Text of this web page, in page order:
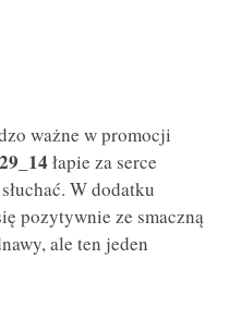
ważne w promocji
łapie za serce
W dodatku
pozytywnie ze smaczną
ale ten jeden